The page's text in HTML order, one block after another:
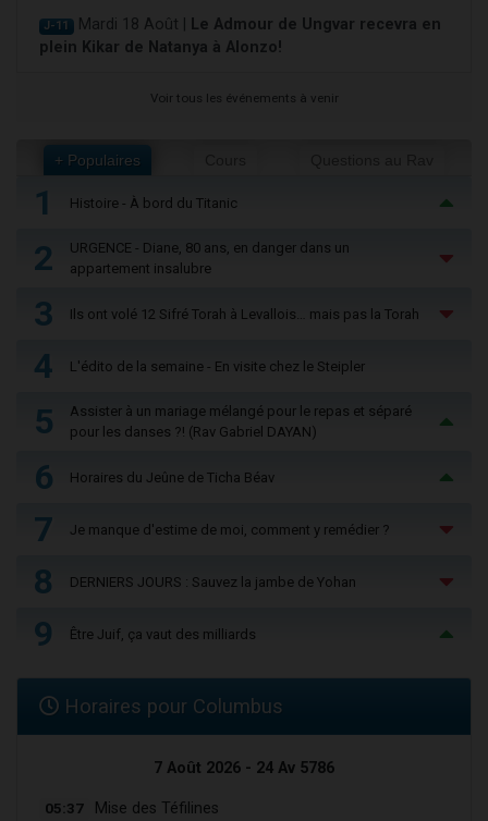
J-11 Mardi 18 Août |
Le Admour de Ungvar recevra en
plein Kikar de Natanya à Alonzo!
Voir tous les événements à venir
+ Populaires
1 Histoire - À bord du Titanic
2
URGENCE - Diane, 80 ans, en danger dans un
appartement insalubre
3 Ils ont volé 12 Sifré Torah à Levallois… mais pas la Torah
4 L'édito de la semaine - En visite chez le Steipler
5
Assister à un mariage mélangé pour le repas et séparé
pour les danses ?! (Rav Gabriel DAYAN)
6 Horaires du Jeûne de Ticha Béav
7 Je manque d'estime de moi, comment y remédier ?
8 DERNIERS JOURS : Sauvez la jambe de Yohan
9 Être Juif, ça vaut des milliards
Horaires pour Columbus
7 Août 2026 - 24 Av 5786
05:37 Mise des Téfilines